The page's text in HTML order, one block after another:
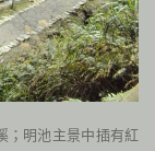
；明池主景中插有紅